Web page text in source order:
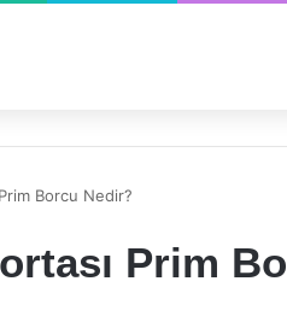
Borcu Nedir?
Prim